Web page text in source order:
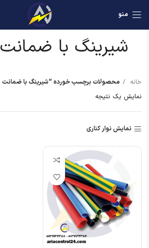
منو
شیرینگ با ضمانت 1 روزه
خانه
محصولات برچسب خورده “شیرینگ با ضمانت 1 روزه”
نمایش یک نتیجه
نمایش نوار کناری